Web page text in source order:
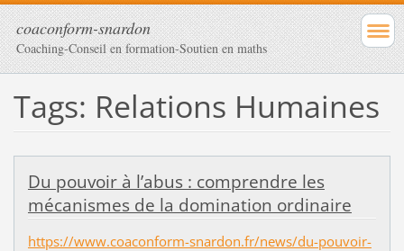
coaconform-snardon
Coaching-Conseil en formation-Soutien en maths
Tags: Relations Humaines
Du pouvoir à l’abus : comprendre les
mécanismes de la domination ordinaire
https://www.coaconform-snardon.fr/news/du-pouvoir-